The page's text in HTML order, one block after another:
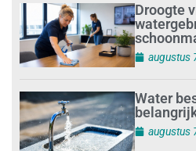
Droogte
augustus
Water
augustus